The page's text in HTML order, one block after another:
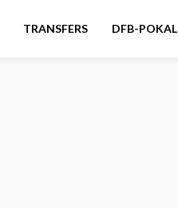
TRANSFERS DFB-POKAL